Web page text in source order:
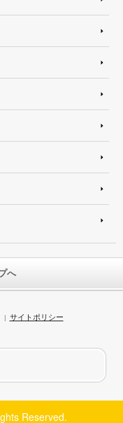
へ
サイトポリシー
Reserved.